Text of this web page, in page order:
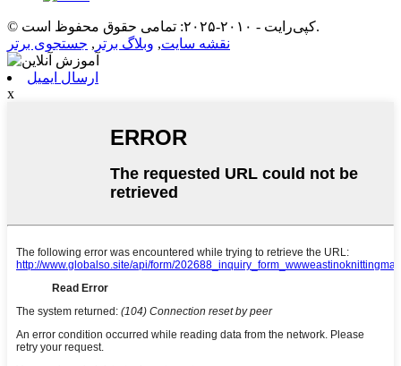
© کپی‌رایت - ۲۰۱۰-۲۰۲۵: تمامی حقوق محفوظ است.
نقشه سایت, وبلاگ برتر , جستجوی برتر
ارسال ایمیل
x